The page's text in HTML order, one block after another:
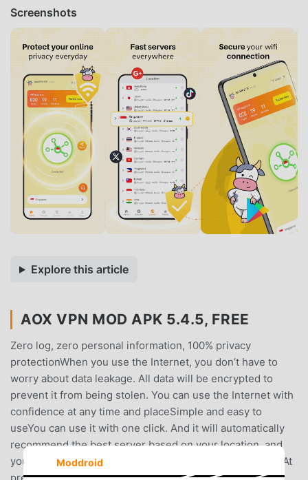
Screenshots
Explore this article
AOX VPN MOD APK 5.4.5, FREE
Zero log, zero personal information, 100% privacy
protectionWhen you use the Internet, you don’t have to
worry about data leakage. All data will be encrypted to
prevent it from being stolen. You can use the Internet with
confidence at any time and placeSimple and easy to
useYou can use it with one click. And it will automatically
recommend the best server based on your location, and
you can easily switch the server you want to connect to.At
Moddroid